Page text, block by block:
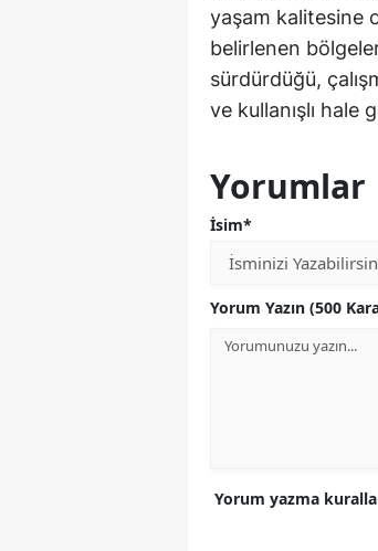
yaşam kalitesine
belirlenen
sürdürdüğü,
ve kullanışlı hale
Yorumlar
İsim*
Yorum Yazın (500
Yorum yazma